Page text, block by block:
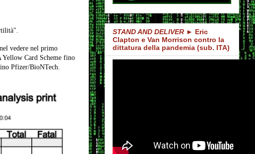
vedere nel primo
Card Scheme fino
Pfizer/BioNTech.
STAND AND DELIVER► Eric
Clapton e Van Morrison contro la
dittatura della pandemia (sub. ITA)